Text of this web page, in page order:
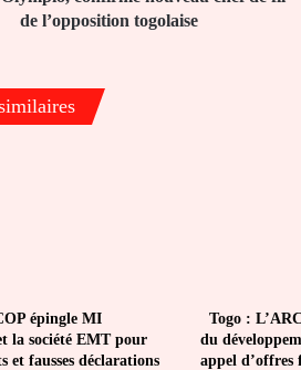
de l’opposition togolaise
épingle MI
la société EMT pour
et fausses déclarations
Togo :
du
appel